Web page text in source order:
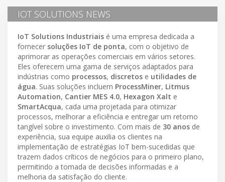
IOT SOLUTIONS NEWS
IoT Solutions Industriais é uma empresa dedicada a
fornecer soluções IoT de ponta, com o objetivo de
aprimorar as operações comerciais em vários setores.
Eles oferecem uma gama de serviços adaptados para
indústrias como processos, discretos e utilidades de
água. Suas soluções incluem ProcessMiner, Litmus
Automation, Cantier MES 4.0, Hexagon Xalt e
SmartAcqua, cada uma projetada para otimizar
processos, melhorar a eficiência e entregar um retorno
tangível sobre o investimento. Com mais de 30 anos de
experiência, sua equipe auxilia os clientes na
implementação de estratégias IoT bem-sucedidas que
trazem dados críticos de negócios para o primeiro plano,
permitindo a tomada de decisões informadas e a
melhoria da satisfação do cliente.